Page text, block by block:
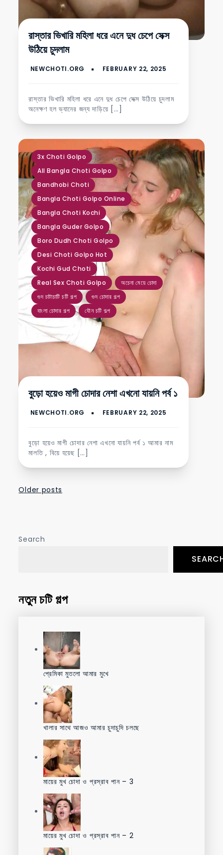
রাস্তার ভিখারি মহিলা ধরে এনে দুধ চেপে সেক্স
উঠিয়ে চুদলাম
রাস্তার ভিখারি মহিলা ধরে এনে দুধ চেপে সেক্স উঠিয়ে চুদলাম
অনেক্ষণ হল ভ্যানের জন্য দাড়িয়ে […]
3x Choti Golpo ,
All Bangla Choti Golpo
,
Bandhobi Choti
,
Bangla Choti Golpo Online
,
Bangla Choti Kochi
,
Bangla Guder Golpo
,
Boro Dudh Choti Golpo
,
Desi Choti Golpo Hot
,
Kochi Gud Choti
,
Real Sex Choti Golpo
,
অচেনা মেয়ে চোদা
,
গুদ চাটাচাটি চটি গল্প
,
গুদ চোদার গল্প
,
বাংলা চোদার গল্প
,
যৌন চটি গল্প
বুড়ো হয়েও মাগী চোদার নেশা এখনো যায়নি পর্ব ১
বুড়ো হয়েও মাগী চোদার নেশা এখনো যায়নি পর্ব ১ আমার নাম
মালতি , বিয়ে হয়েছ […]
Posts
Older posts
Search
নতুন চটি গল্প
প্রেমিকা মুতলো আমার মুখে
খালার সাথে আজও আমার চুদাচুদি চলছে
মায়ের মুখ চোদা ও প্রস্রাব পান – 3
মায়ের মুখ চোদা ও প্রস্রাব পান – 2